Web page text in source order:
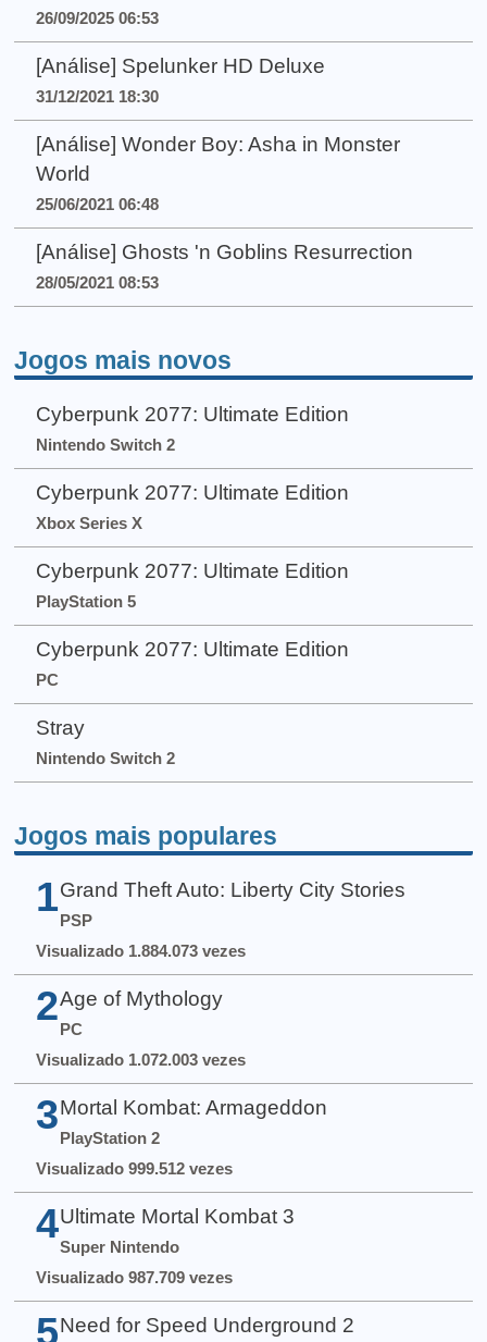
26/09/2025 06:53
[Análise] Spelunker HD Deluxe
31/12/2021 18:30
[Análise] Wonder Boy: Asha in Monster
World
25/06/2021 06:48
[Análise] Ghosts 'n Goblins Resurrection
28/05/2021 08:53
Jogos mais novos
Cyberpunk 2077: Ultimate Edition
Nintendo Switch 2
Cyberpunk 2077: Ultimate Edition
Xbox Series X
Cyberpunk 2077: Ultimate Edition
PlayStation 5
Cyberpunk 2077: Ultimate Edition
PC
Stray
Nintendo Switch 2
Jogos mais populares
1 Grand Theft Auto: Liberty City Stories
PSP
Visualizado 1.884.073 vezes
2 Age of Mythology
PC
Visualizado 1.072.003 vezes
3 Mortal Kombat: Armageddon
PlayStation 2
Visualizado 999.512 vezes
4 Ultimate Mortal Kombat 3
Super Nintendo
Visualizado 987.709 vezes
5 Need for Speed Underground 2